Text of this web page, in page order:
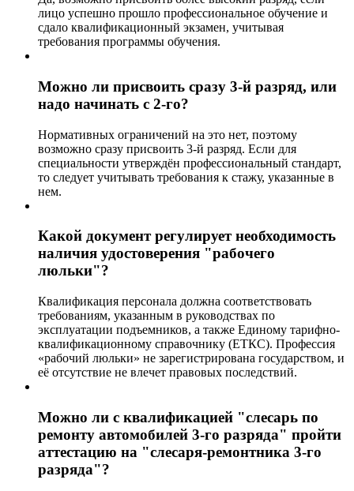
лицо успешно прошло профессиональное обучение и
сдало квалификационный экзамен, учитывая
требования программы обучения.
Можно ли присвоить сразу 3-й разряд, или
надо начинать с 2-го?
Нормативных ограничений на это нет, поэтому
возможно сразу присвоить 3-й разряд. Если для
специальности утверждён профессиональный стандарт,
то следует учитывать требования к стажу, указанные в
нем.
Какой документ регулирует необходимость
наличия удостоверения "рабочего
люльки"?
Квалификация персонала должна соответствовать
требованиям, указанным в руководствах по
эксплуатации подъемников, а также Единому тарифно-
квалификационному справочнику (ЕТКС). Профессия
«рабочий люльки» не зарегистрирована государством, и
её отсутствие не влечет правовых последствий.
Можно ли с квалификацией "слесарь по
ремонту автомобилей 3-го разряда" пройти
аттестацию на "слесаря-ремонтника 3-го
разряда"?